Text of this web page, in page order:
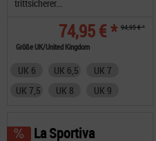
trittsicherer...
74,95 € * 94,95 € *
Größe UK/United Kingdom
UK 6 UK 6,5
UK 7
UK 7,5
UK 8 UK 9
La Sportiva